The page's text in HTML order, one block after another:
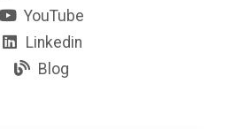
YouTube
Linkedin
Blog